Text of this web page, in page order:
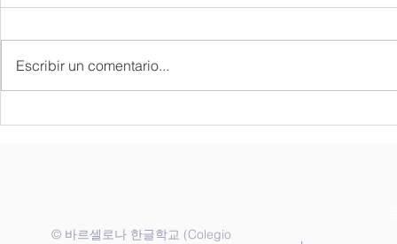
Matrícula para el Curso
내해 드립니다. 새 학기 등록 시에
는 담당 교사가 배정한 반으로 신
일 행정교사에게
Escribir un comentario...
© 바르셀로나 한글학교 (Colegio